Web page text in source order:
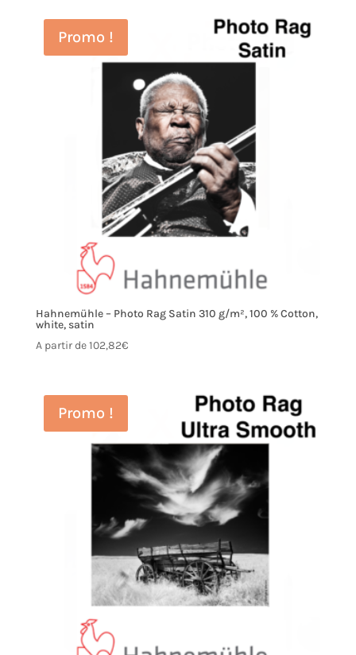
Promo !
Hahnemühle – Photo Rag Satin 310 g/m², 100 % Cotton,
white, satin
A partir de102,82€
Promo !